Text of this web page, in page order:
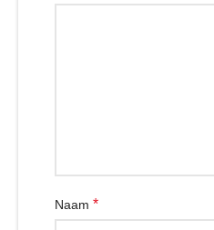
Naam *